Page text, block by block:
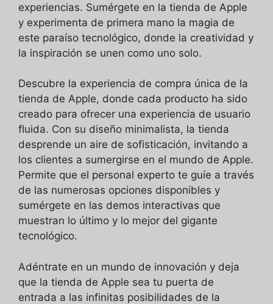
experiencias. Sumérgete en la tienda de Apple
y experimenta de primera mano la magia de
este paraíso tecnológico, donde la creatividad y
la inspiración se unen como uno solo.
Descubre la experiencia de compra única de la
tienda de Apple, donde cada producto ha sido
creado para ofrecer una experiencia de usuario
fluida. Con su diseño minimalista, la tienda
desprende un aire de sofisticación, invitando a
los clientes a sumergirse en el mundo de Apple.
Permite que el personal experto te guíe a través
de las numerosas opciones disponibles y
sumérgete en las demos interactivas que
muestran lo último y lo mejor del gigante
tecnológico.
Adéntrate en un mundo de innovación y deja
que la tienda de Apple sea tu puerta de
entrada a las infinitas posibilidades de la